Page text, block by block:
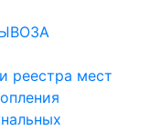
реестра мест